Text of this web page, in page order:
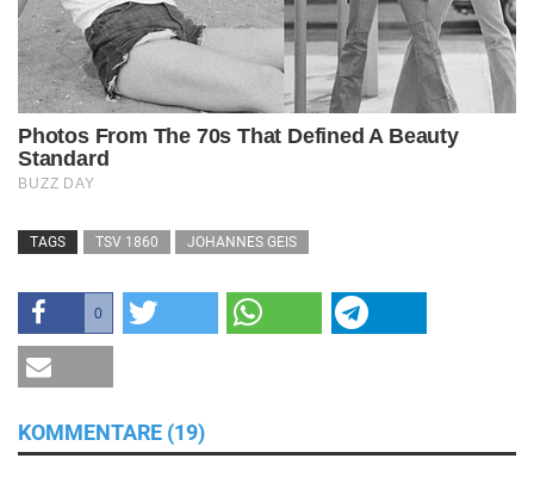
TAGS TSV 1860 JOHANNES GEIS
0
KOMMENTARE (19)